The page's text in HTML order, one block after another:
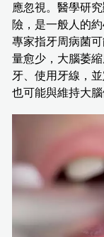
應忽視。醫學研
險，是一般人的
專家指牙周病菌
量愈少，大腦萎
牙、使用牙線，
也可能與維持大腦